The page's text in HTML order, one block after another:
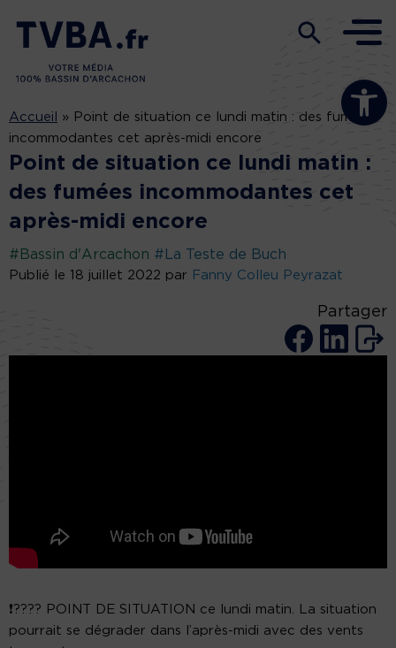
Ouvrir la
Accueil » Point de situation ce lundi matin : des fumées
incommodantes cet après-midi encore
Point de situation ce lundi matin :
des fumées incommodantes cet
après-midi encore
#Bassin d'Arcachon #La Teste de Buch
Publié le 18 juillet 2022 par Fanny Colleu Peyrazat
Partager
❗️???? POINT DE SITUATION ce lundi matin. La situation
pourrait se dégrader dans l’après-midi avec des vents